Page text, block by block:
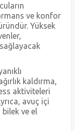
ve konfor
Yüksek
sağlayacak
kaldırma,
aktiviteleri
avuç içi
ve el